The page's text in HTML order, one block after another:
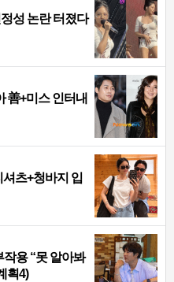
성 논란 터졌다
善+미스 인터내
츠+청바지 입
용 “못 알아봐
획4)